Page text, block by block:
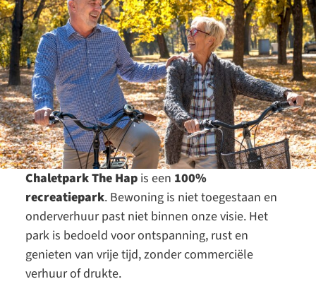
Chaletpark The Hapis een 100%
recreatiepark. Bewoning is niet toegestaan en
onderverhuur past niet binnen onze visie. Het
park is bedoeld voor ontspanning, rust en
genieten van vrije tijd, zonder commerciële
verhuur of drukte.